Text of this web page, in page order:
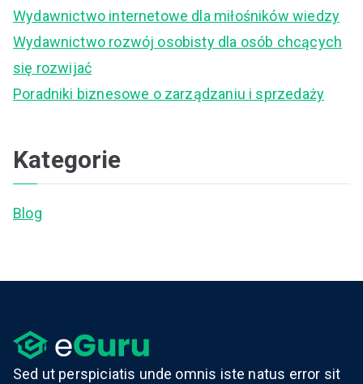
Wydawnictwo internetowe dla miłośników wiedzy
Wydawnictwo rozwój osobisty dla osób chcących
się rozwijać
Poradniki biznesowe o zarządzaniu i sprzedaży
Kategorie
Blog
Sed ut perspiciatis unde omnis iste natus error sit